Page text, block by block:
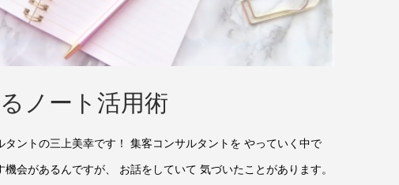
ノート活用術
ントの三上美幸です！ 集客コンサルタントを やっていく中で
会があるんですが、 お話をしていて 気づいたことがあります。